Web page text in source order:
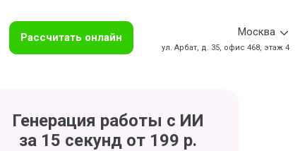
Рассчитать онлайн Москва
ул. Арбат, д. 35, офис 468, этаж 4
Генерация работы с ИИ
за 15 секунд от 199 р.